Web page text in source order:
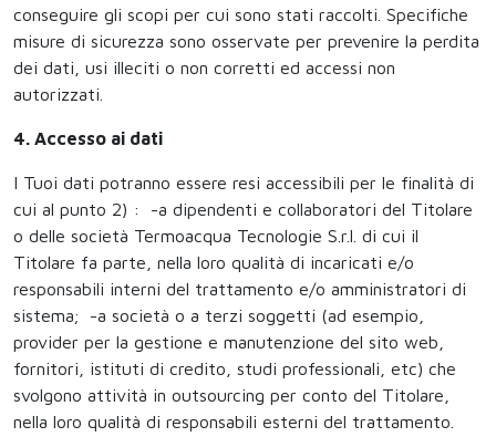
conseguire gli scopi per cui sono stati raccolti. Specifiche
misure di sicurezza sono osservate per prevenire la perdita
dei dati, usi illeciti o non corretti ed accessi non
autorizzati.
4. Accesso ai dati
I Tuoi dati potranno essere resi accessibili per le finalità di
cui al punto 2) : -a dipendenti e collaboratori del Titolare
o delle società Termoacqua Tecnologie S.r.l. di cui il
Titolare fa parte, nella loro qualità di incaricati e/o
responsabili interni del trattamento e/o amministratori di
sistema; -a società o a terzi soggetti (ad esempio,
provider per la gestione e manutenzione del sito web,
fornitori, istituti di credito, studi professionali, etc) che
svolgono attività in outsourcing per conto del Titolare,
nella loro qualità di responsabili esterni del trattamento.